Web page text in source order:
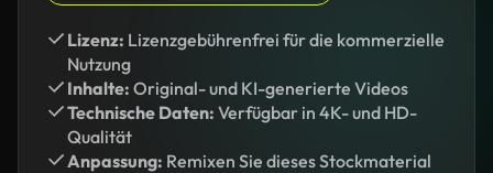
Lizenz: Lizenzgebührenfrei für die kommerzielle
Nutzung
Inhalte: Original- und KI-generierte Videos
Technische Daten: Verfügbar in 4K- und HD-
Qualität
Anpassung: Remixen Sie dieses Stockmaterial